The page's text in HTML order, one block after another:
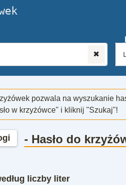
✖
pozwala na wyszukanie
w krzyżówce" i kliknij "Szukaj"!
- Hasło do
liczby liter